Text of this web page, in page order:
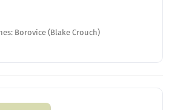
Borovice (Blake Crouch)